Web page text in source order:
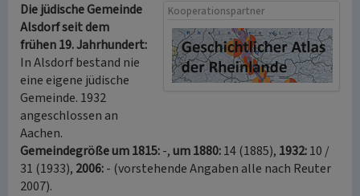
Kooperationspartner
Die jüdische Gemeinde
Alsdorf seit dem
frühen 19. Jahrhundert:
In Alsdorf bestand nie
eine eigene jüdische
Gemeinde. 1932
angeschlossen an
Aachen.
Gemeindegröße um 1815:-,um 1880:14 (1885), 1932:10 /
31 (1933), 2006:- (vorstehende Angaben alle nach Reuter
2007).